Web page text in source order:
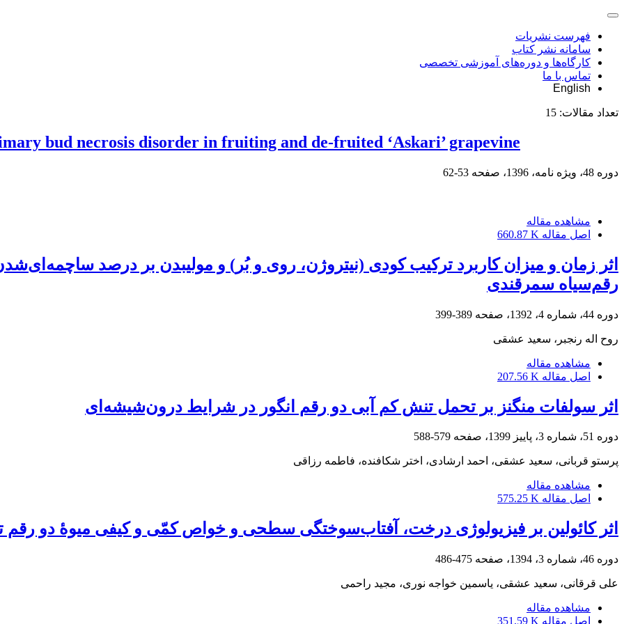
فهرست نشریات
سامانه نشر کتاب
کارگاه‌ها و دوره‌های آموزشی تخصصی
تماس با ما
English
تعداد مقالات: 15
bud necrosis disorder in fruiting and de-fruited ‘Askari’ grapevine
دوره 48، ویژه نامه، 1396، صفحه 53-62
مشاهده مقاله
اصل مقاله 660.87 K
اثر زمان و میزان کاربرد ترکیب کودی (نیتروژن، روی و بُر) و مولیبدن بر درصد
رقم‌سیاه سمرقندی
دوره 44، شماره 4، 1392، صفحه 389-399
روح اله رنجبر، سعید عشقی
مشاهده مقاله
اصل مقاله 207.56 K
اثر سولفات منگنز بر تحمل تنش کم آبی دو رقم انگور در شرایط درون‌شیشه‌ای
دوره 51، شماره 3، پاییز 1399، صفحه 579-588
پرستو قربانی، سعید عشقی، احمد ارشادی، اختر شکافنده، فاطمه رزاقی
مشاهده مقاله
اصل مقاله 575.25 K
اثر کائولین بر فیزیولوژی درخت، آفتاب‌سوختگی سطحی و خواص کمّی و کیفی ‌میوۀ دو
دوره 46، شماره 3، 1394، صفحه 475-486
علی قرقانی، سعید عشقی، یاسمین خواجه نوری، مجید راحمی
مشاهده مقاله
اصل مقاله 351.59 K